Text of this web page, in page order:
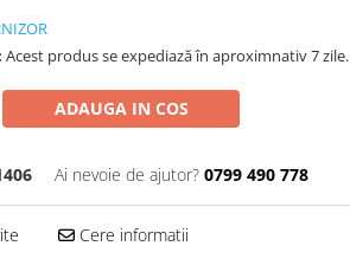
Acest produs se expediază în aproximnativ 7 zile.
ADAUGA IN COS
Ai nevoie de ajutor? 0799 490 778
Cere informatii